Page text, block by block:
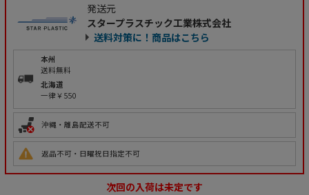
発送元
スタープラスチック工業株式会社
送料対策に！商品はこちら
本州
送料無料
北海道
一律￥550
沖縄・離島配送不可
返品不可・日曜祝日指定不可
次回の入荷は未定です